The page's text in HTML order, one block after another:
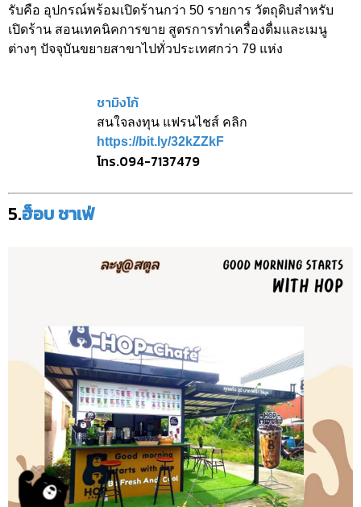
รับคือ อุปกรณ์พร้อมเปิดร้านกว่า 50 รายการ วัตถุดิบสำหรับ
เปิดร้าน สอนเทคนิคการขาย สูตรการทำเครื่องดื่มและเมนู
ต่างๆ ปัจจุบันขยายสาขาไปทั่วประเทศกว่า 79 แห่ง
ชามิงโก้
สนใจลงทุน แฟรนไชส์ คลิก
https://bit.ly/32kZZkF
โทร.094-7137479
5.ฮ็อบ ชาเฟ่